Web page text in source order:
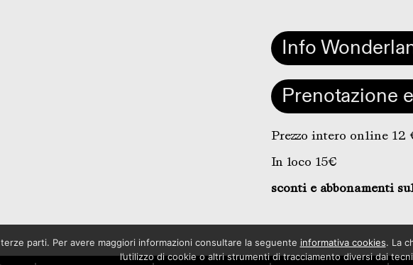
Info
Prenotazione
Prezzo intero online 12
In loco 15€
sconti e abbonamenti
parti. Per avere maggiori informazioni consultare la seguente informativa cookies. La
l’utilizzo di cookie o altri strumenti di tracciamento diversi dai